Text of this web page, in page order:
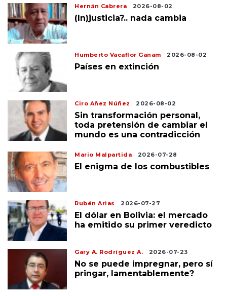
Hernán Cabrera 2026-08-02
(In)justicia?.. nada cambia
Humberto Vacaflor Ganam 2026-08-02
Países en extinción
Ciro Añez Núñez 2026-08-02
Sin transformación personal,
toda pretensión de cambiar el
mundo es una contradicción
Mario Malpartida 2026-07-28
El enigma de los combustibles
Rubén Arias 2026-07-27
El dólar en Bolivia: el mercado
ha emitido su primer veredicto
Gary A. Rodríguez A. 2026-07-23
No se puede impregnar, pero sí
pringar, lamentablemente?